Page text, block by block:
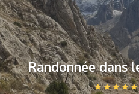
Randonnée dans